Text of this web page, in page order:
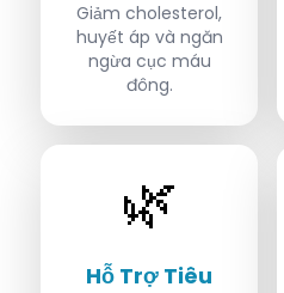
Giảm cholesterol,
huyết áp và ngăn
ngừa cục máu
đông.
🌿
Hỗ Trợ Tiêu